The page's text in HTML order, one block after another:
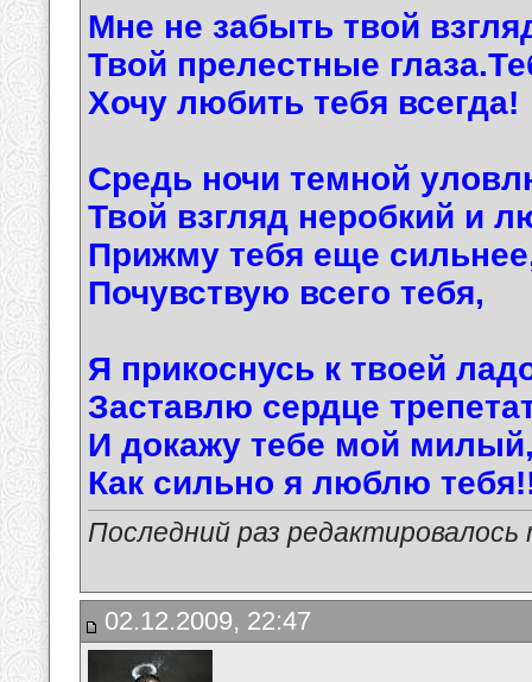
Мне не забыть твой
Твой прелестные
Хочу любить тебя всегда!
Средь ночи темной
Твой взгляд неробкий и
Прижму тебя еще
Почувствую всего тебя,
Я прикоснусь к твоей
Заставлю сердце
И докажу тебе мой
Как сильно я люблю
Последний раз
02.12.2009, 22:47